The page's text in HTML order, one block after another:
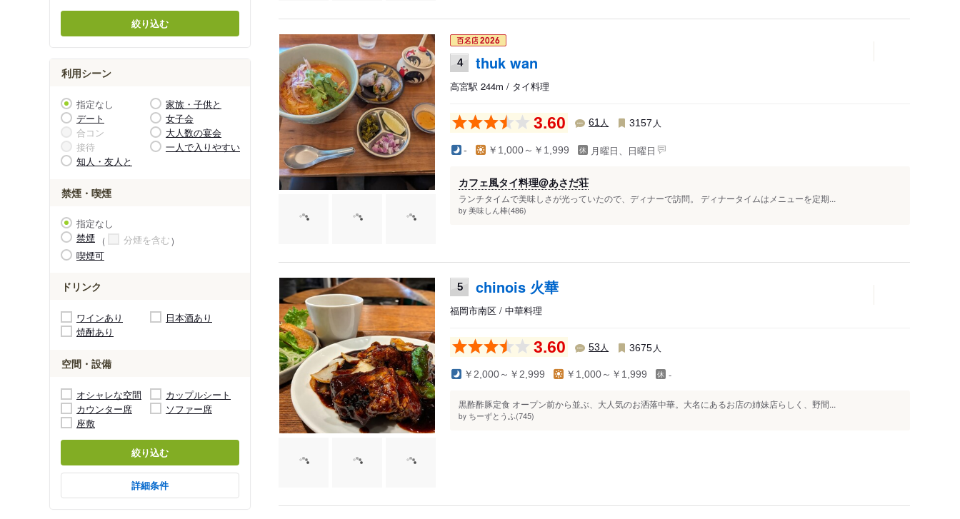
絞り込む
利用シーン
指定なし
家族・子供と
デート
女子会
合コン
大人数の宴会
接待
一人で入りやすい
知人・友人と
禁煙・喫煙
指定なし
禁煙
分煙を含む
喫煙可
ドリンク
ワインあり
日本酒あり
焼酎あり
空間・設備
オシャレな空間
カップルシート
カウンター席
ソファー席
座敷
絞り込む
詳細条件
4 thuk wan
高宮駅 244m / タイ料理
3.60 61人 3157 人
- ￥1,000～￥1,999 月曜日、日曜日
カフェ風タイ料理@あさだ荘
ランチタイムで美味しさが光っていたので、ディナーで訪問。 ディナータイムはメニューを定期...
by 美味しん棒(486)
5 chinois 火華
福岡市南区 / 中華料理
3.60 53 人 3675 人
￥2,000～￥2,999 ￥1,000～￥1,999 -
黒酢酢豚定食 オープン前から並ぶ、大人気のお洒落中華。大名にあるお店の姉妹店らしく、野間...
by ちーずとうふ(745)